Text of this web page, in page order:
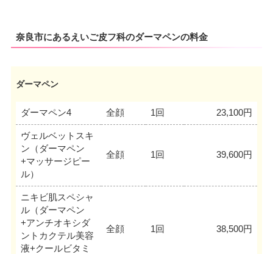
奈良市にあるえいご皮フ科のダーマペンの料金
ダーマペン
ダーマペン4 全顔 1回 23,100円
ヴェルベットスキ
ン（ダーマペン
+マッサージピー
ル）
全顔 1回 39,600円
ニキビ肌スペシャ
ル（ダーマペン
+アンチオキシダ
ントカクテル美容
液+クールビタミ
全顔 1回 38,500円